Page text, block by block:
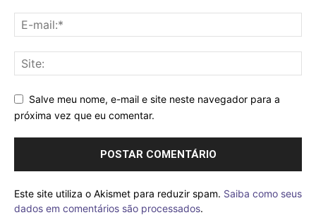
Salve meu nome, e-mail e site neste navegador para a
próxima vez que eu comentar.
Este site utiliza o Akismet para reduzir spam. Saiba como seus
dados em comentários são processados.